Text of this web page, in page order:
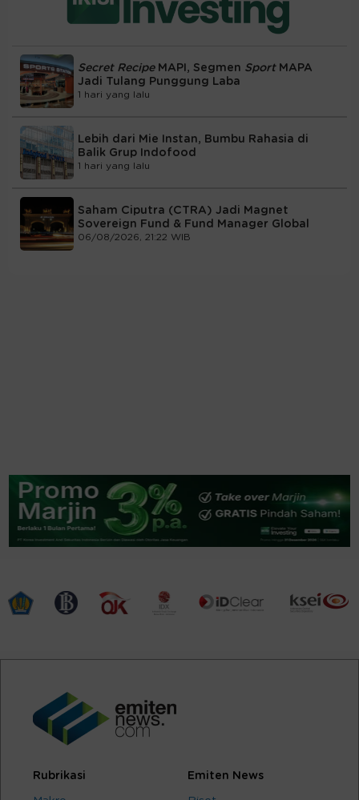
Secret RecipeMAPI, Segmen Sport MAPA
Jadi Tulang Punggung Laba
1 hari yang lalu
Lebih dari Mie Instan, Bumbu Rahasia di
Balik Grup Indofood
1 hari yang lalu
Saham Ciputra (CTRA) Jadi Magnet
Sovereign Fund & Fund Manager Global
06/08/2026, 21:22 WIB
Rubrikasi Emiten News